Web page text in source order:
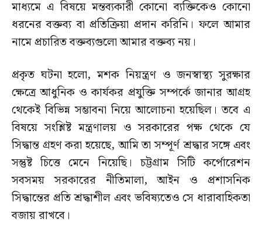
মাধ্যমে এ বিষয়ে মন্তব্যকারী কোনো ব্যক্তিকেও কোনো
ধরনের বক্তব্য বা প্রতিক্রিয়া প্রদান করিনি। ফলে আমার
নামে প্রচারিত বক্তব্যগুলো আমার বক্তব্য নয়।
প্রকৃত ঘটনা হলো, মশক নিয়ন্ত্রণ ও জনস্বাস্থ্য সুরক্ষার
ক্ষেত্রে আধুনিক ও কার্যকর প্রযুক্তি সম্পর্কে জানার আগ্রহ
থেকেই বিভিন্ন সম্ভাবনা নিয়ে আলোচনা হয়েছিল। তবে এ
বিষয়ে সংশ্লিষ্ট মন্ত্রণালয় ও সরকারের পক্ষ থেকে যে
সিদ্ধান্ত গ্রহণ করা হয়েছে, আমি তা সম্পূর্ণ শ্রদ্ধার সঙ্গে এবং
সন্তুষ্ট চিত্তে মেনে নিয়েছি। চট্টগ্রাম সিটি কর্পোরেশন
সবসময় সরকারের নীতিমালা, আইন ও প্রশাসনিক
সিদ্ধান্তের প্রতি শ্রদ্ধাশীল এবং ভবিষ্যতেও সে ধারাবাহিকতা
বজায় রাখবে।